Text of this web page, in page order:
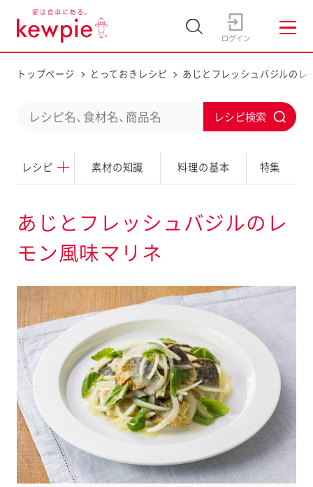
トップページ とっておきレシピ あじとフレッシュバジルのレ
レシピ 素材の知識 料理の基本 特集
d
c
t
e
a
h
b
t
あじとフレッシュバジルのレ
モン風味マリネ